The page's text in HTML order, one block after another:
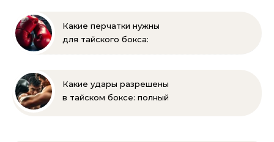
для родителей
Какие перчатки нужны
для тайского бокса:
Какие удары разрешены
в тайском боксе: полный